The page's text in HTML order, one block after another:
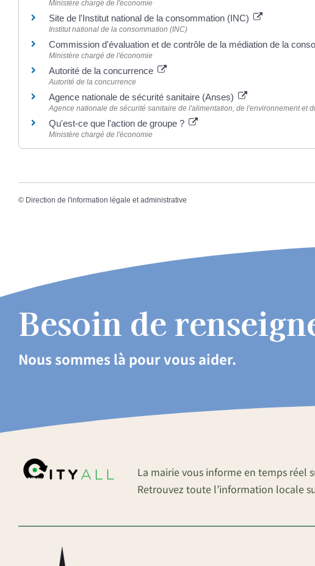
Ministère chargé de l'économie
Site de l'Institut national de la consommation (INC)
Institut national de la consommation (INC)
Commission d'évaluation et de contrôle de la médiation de la
Ministère chargé de l'économie
Autorité de la concurrence
Autorité de la concurrence
Agence nationale de sécurité sanitaire (Anses)
Agence nationale de sécurité sanitaire de l'alimentation, de l'environnement et
Qu'est-ce que l'action de groupe ?
Ministère chargé de l'économie
© Direction de l'information légale et administrative
Besoin de
Nous sommes là pour vous aider.
La mairie vous informe en temps réel
Retrouvez toute l’information locale